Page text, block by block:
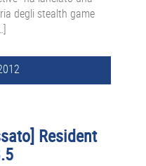
degli stealth game
Resident